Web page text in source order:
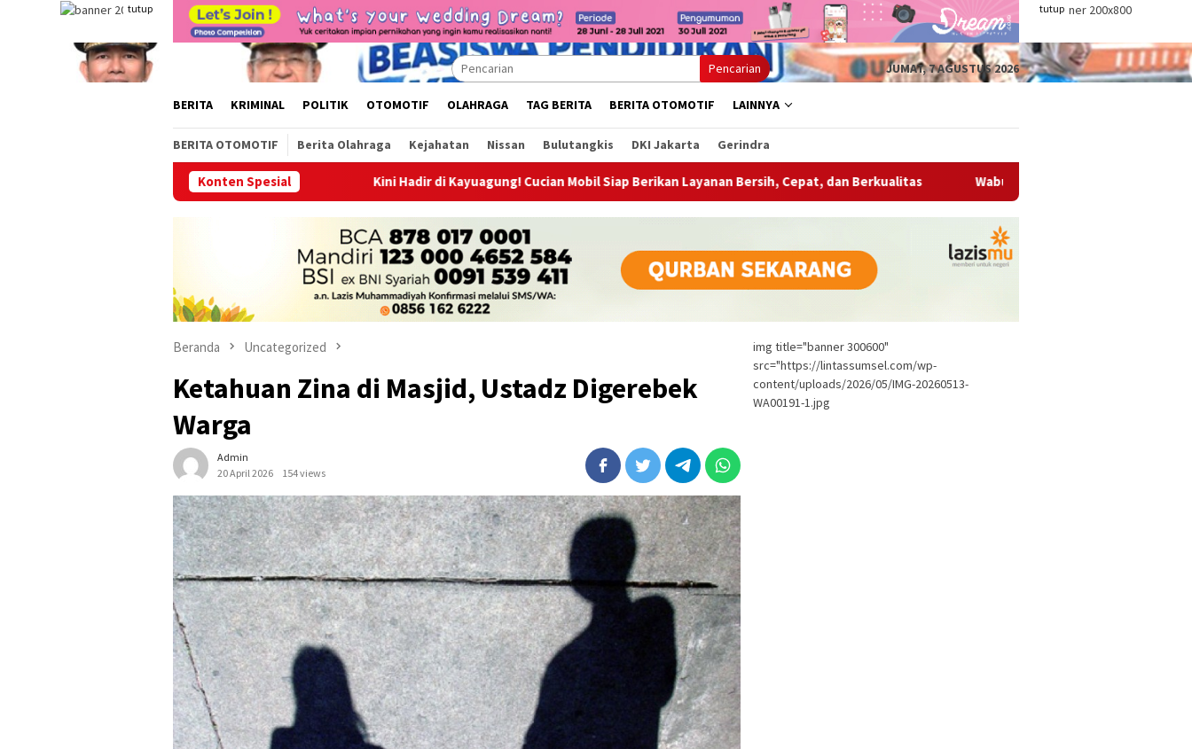
tutup tutup
Pencarian JUMAT, 7 AGUSTUS 2026
BERITA KRIMINAL POLITIK OTOMOTIF OLAHRAGA TAG BERITA BERITA OTOMOTIF LAINNYA
BERITA OTOMOTIF Berita Olahraga Kejahatan Nissan Bulutangkis DKI Jakarta Gerindra
Konten SpesialKini Hadir di Kayuagung! Cucian Mobil Siap Berikan Layanan Bersih, Cepat, dan Berkualitas Wabup OKU Ajak Seluruh OPD Bersinergi Entaskan
Beranda Uncategorized
Ketahuan Zina di Masjid, Ustadz Digerebek
Warga
Admin
20 April 2026
154 views
img title="banner 300600"
src="https://lintassumsel.com/wp-
content/uploads/2026/05/IMG-20260513-
WA00191-1.jpg